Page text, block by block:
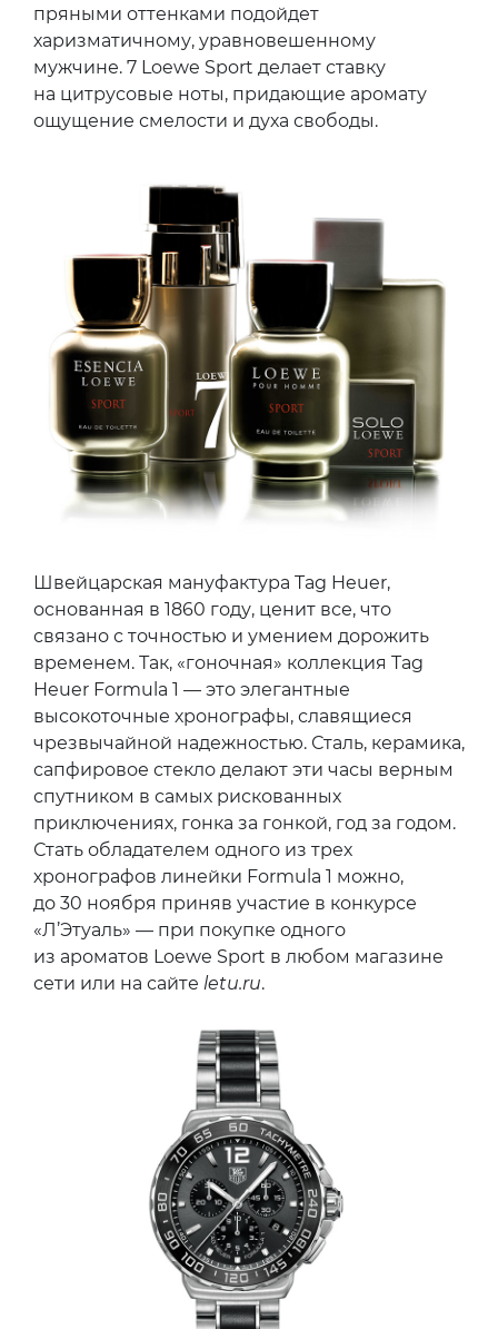
пряными оттенками подойдет
харизматичному, уравновешенному
мужчине. 7 Loewe Sport делает ставку
на цитрусовые ноты, придающие аромату
ощущение смелости и духа свободы.
Швейцарская мануфактура Tag Heuer,
основанная в 1860 году, ценит все, что
связано с точностью и умением дорожить
временем. Так, «гоночная» коллекция Tag
Heuer Formula 1 — это элегантные
высокоточные хронографы, славящиеся
чрезвычайной надежностью. Сталь, керамика,
сапфировое стекло делают эти часы верным
спутником в самых рискованных
приключениях, гонка за гонкой, год за годом.
Стать обладателем одного из трех
хронографов линейки Formula 1 можно,
до 30 ноября приняв участие в конкурсе
«Л’Этуаль» — при покупке одного
из ароматов Loewe Sport в любом магазине
сети или на сайте letu.ru.